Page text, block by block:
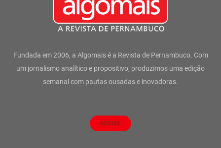
Fundada em 2006, a Algomais é a Revista de Pernambuco. Com
um jornalismo analítico e propositivo, produzimos uma edição
semanal com pautas ousadas e inovadoras.
ASSINE